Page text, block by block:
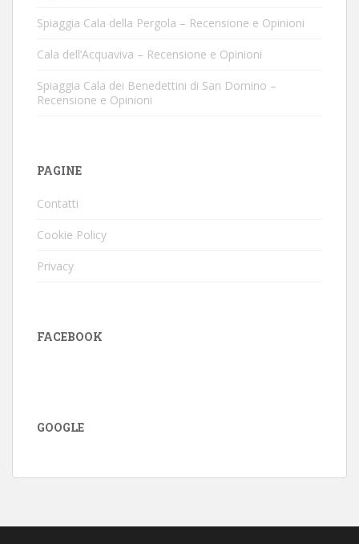
Spiaggia Cala della Pergola – Recensione e Opinioni
Cala dell’Acquaviva – Recensione e Opinioni
Spiaggia Cala dei Benedettini di San Domino –
Recensione e Opinioni
PAGINE
Contatti
Cookie Policy
Privacy
FACEBOOK
GOOGLE